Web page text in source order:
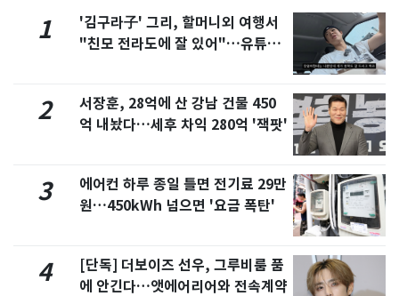
1
'김구라子' 그리, 할머니외 여행서
"친모 전라도에 잘 있어"…유튜브
2
서장훈, 28억에 산 강남 건물 450
억 내놨다…세후 차익 280억 '잭팟'
3
에어컨 하루 종일 틀면 전기료 29만
원…450kWh 넘으면 '요금 폭탄'
4
[단독] 더보이즈 선우, 그루비룸 품
에 안긴다…앳에어리어와 전속계약